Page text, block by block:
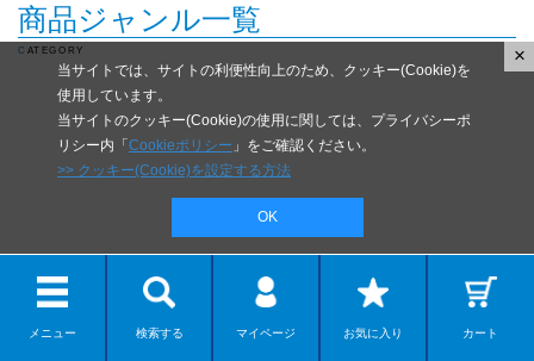
商品ジャンル一覧
CATEGORY
メニュー 検索する マイページ お気に入り カート
当サイトでは、サイトの利便性向上のため、クッキー(Cookie)を
使用しています。
当サイトのクッキー(Cookie)の使用に関しては、プライバシーポ
リシー内「 Cookieポリシー 」をご確認ください。
>> クッキー(Cookie)を設定する方法
OK
×